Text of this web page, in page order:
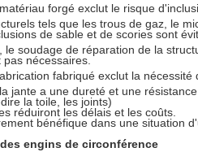
forgé exclut le risque
tels que les trous de gaz, le
de sable et de scories sont
le soudage de réparation de la
nécessaires.
fabriqué exclut la nécessité
jante a une dureté et une
la toile, les joints)
réduiront les délais et les coûts.
bénéfique dans une situation
engins de circonférence